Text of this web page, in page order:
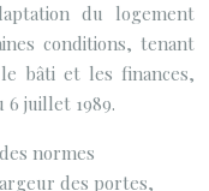
du logement
conditions, tenant
bâti et les finances,
6 juillet 1989.
normes
des portes,